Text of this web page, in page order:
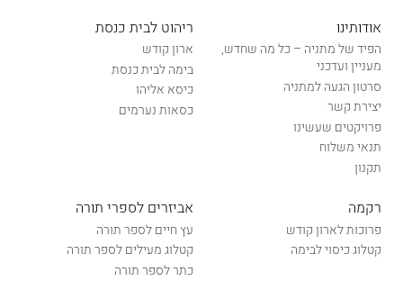
אודותינו
הפיד של מתניה – כל מה שחדש,
מעניין ועדכני
סרטון הגעה למתניה
יצירת קשר
פרויקטים שעשינו
תנאי משלוח
תקנון
ריהוט לבית כנסת
ארון קודש
בימה לבית כנסת
כיסא אליהו
כסאות נערמים
רקמה
פרוכות לארון קודש
קטלוג כיסוי לבימה
אביזרים לספרי תורה
עץ חיים לספר תורה
קטלוג מעילים לספר תורה
כתר לספר תורה